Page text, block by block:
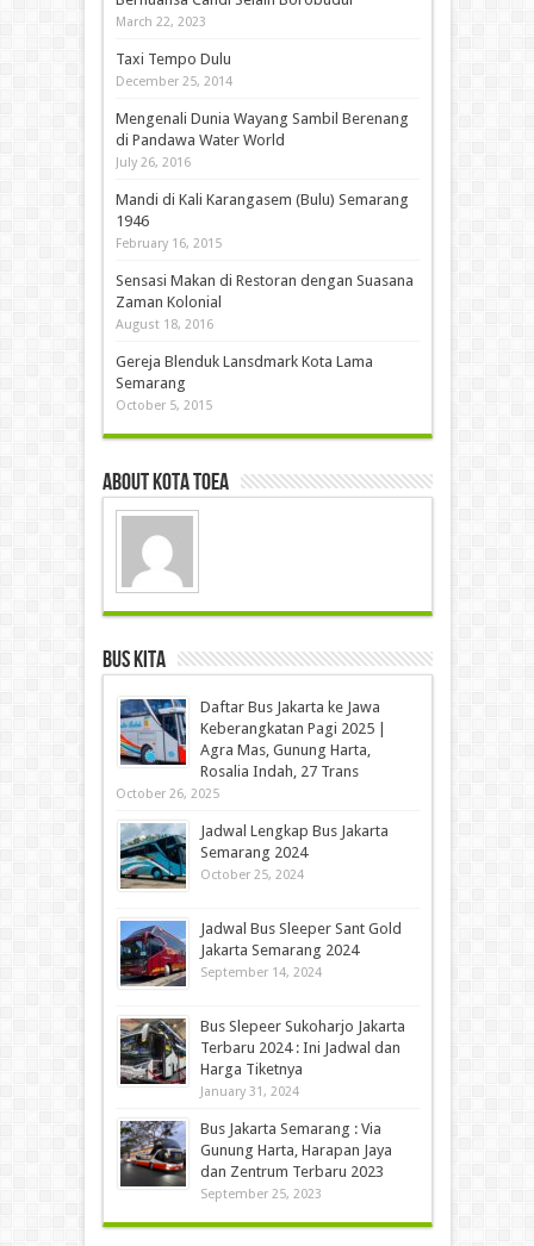
March 22, 2023
Taxi Tempo Dulu
December 25, 2014
Mengenali Dunia Wayang Sambil Berenang
di Pandawa Water World
July 26, 2016
Mandi di Kali Karangasem (Bulu) Semarang
1946
February 16, 2015
Sensasi Makan di Restoran dengan Suasana
Zaman Kolonial
August 18, 2016
Gereja Blenduk Lansdmark Kota Lama
Semarang
October 5, 2015
About Kota Toea
Bus Kita
Daftar Bus Jakarta ke Jawa
Keberangkatan Pagi 2025 |
Agra Mas, Gunung Harta,
Rosalia Indah, 27 Trans
October 26, 2025
Jadwal Lengkap Bus Jakarta
Semarang 2024
October 25, 2024
Jadwal Bus Sleeper Sant Gold
Jakarta Semarang 2024
September 14, 2024
Bus Slepeer Sukoharjo Jakarta
Terbaru 2024 : Ini Jadwal dan
Harga Tiketnya
January 31, 2024
Bus Jakarta Semarang : Via
Gunung Harta, Harapan Jaya
dan Zentrum Terbaru 2023
September 25, 2023